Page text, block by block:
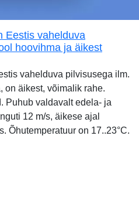
Eestis vahelduva
hoovihma ja äikest
vahelduva pilvisusega ilm.
on äikest, võimalik rahe.
Puhub valdavalt edela- ja
12 m/s, äikese ajal
Õhutemperatuur on 17..23°C.